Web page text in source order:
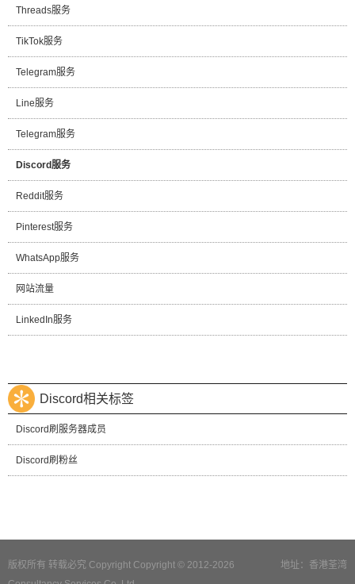
Threads服务
TikTok服务
Telegram服务
Line服务
Telegram服务
Discord服务
Reddit服务
Pinterest服务
WhatsApp服务
网站流量
LinkedIn服务
Discord相关标签
Discord刷服务器成员
Discord刷粉丝
地址：香港荃湾
版权所有 转载必究 Copyright Copyright © 2012-2026